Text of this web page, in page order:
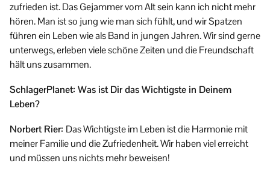
zufrieden ist. Das Gejammer vom Alt sein kann ich nicht mehr
hören. Man ist so jung wie man sich fühlt, und wir Spatzen
führen ein Leben wie als Band in jungen Jahren. Wir sind gerne
unterwegs, erleben viele schöne Zeiten und die Freundschaft
hält uns zusammen.
SchlagerPlanet: Was ist Dir das Wichtigste in Deinem
Leben?
Norbert Rier: Das Wichtigste im Leben ist die Harmonie mit
meiner Familie und die Zufriedenheit. Wir haben viel erreicht
und müssen uns nichts mehr beweisen!